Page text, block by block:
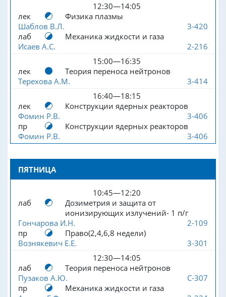
12:30—14:05
лек
Физика плазмы
Шаблов В.Л.
3-420
лаб
Механика жидкости и газа
Исаев А.С.
2-216
15:00—16:35
лек
Теория переноса нейтронов
Терехова А.М.
3-414
16:40—18:15
лек
Конструкции ядерных реакторов
Фомин Р.В.
3-406
пр
Конструкции ядерных реакторов
Фомин Р.В.
3-406
ПЯТНИЦА
10:45—12:20
лаб
Дозиметрия и защита от
ионизирующих излучений- 1 п/г
Гончарова И.Н.
2-109
пр
Право(2,4,6,8 недели)
Вознякевич Е.Е.
3-301
12:30—14:05
лаб
Теория переноса нейтронов
Пузаков А.Ю.
С-307
пр
Механика жидкости и газа